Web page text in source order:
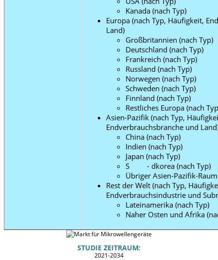
Kanada (nach Typ)
Europa (nach Typ, Häufigkeit,
Land)
Großbritannien (nach Typ)
Deutschland (nach Typ)
Frankreich (nach Typ)
Russland (nach Typ)
Norwegen (nach Typ)
Schweden (nach Typ)
Finnland (nach Typ)
Restliches Europa (nach
Asien-Pazifik (nach Typ,
Endverbrauchsbranche und
China (nach Typ)
Indien (nach Typ)
Japan (nach Typ)
S - dkorea (nach Typ)
Übriger Asien-Pazifik-
Rest der Welt (nach Typ,
Endverbrauchsindustrie und
Lateinamerika (nach Typ)
Naher Osten und Afrika
STUDIE ZEITRAUM:
2021-2034